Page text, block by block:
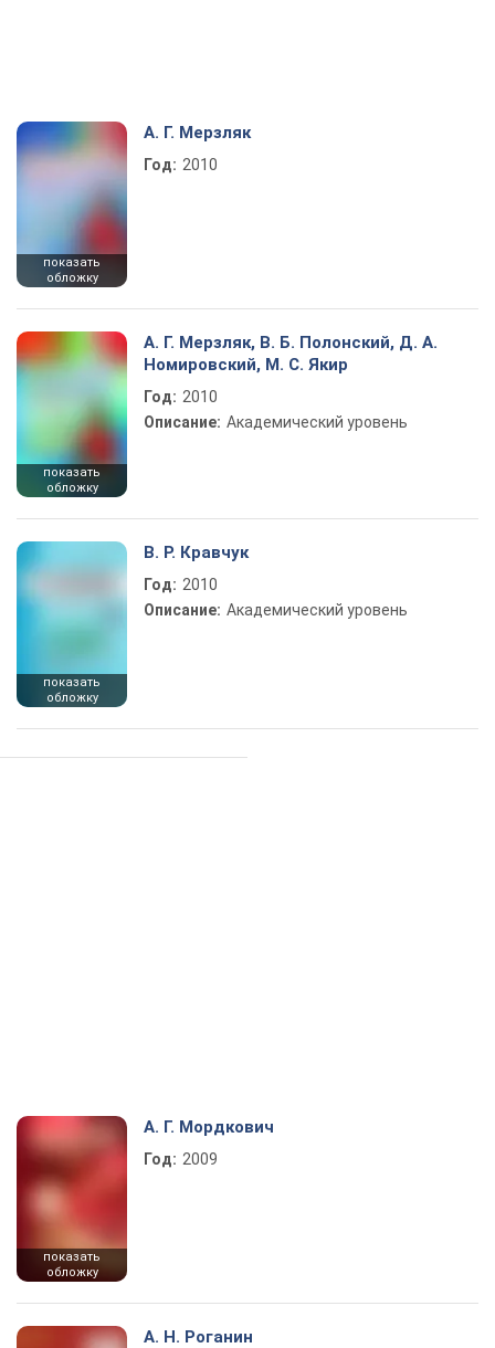
показать
обложку
А. Г. Мерзляк
Год: 2010
показать
обложку
А. Г. Мерзляк, В. Б. Полонский, Д. А.
Номировский, М. С. Якир
Год: 2010
Описание: Академический уровень
показать
обложку
В. Р. Кравчук
Год: 2010
Описание: Академический уровень
показать
обложку
А. Г. Мордкович
Год: 2009
А. Н. Роганин